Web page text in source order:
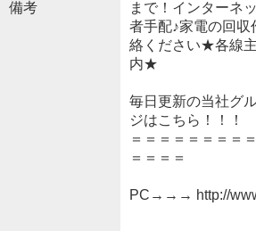
備考
まで！インターネ
者手配♪家電の回収
絡ください★各線
内★
毎日更新の当社グ
ジはこちら！！！
＝＝＝＝＝＝＝＝
＝＝＝＝
PC→→→ http://